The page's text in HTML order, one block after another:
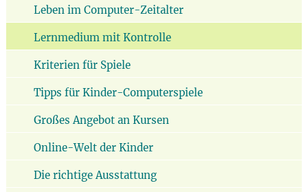
Leben im Computer-Zeitalter
Lernmedium mit Kontrolle
Kriterien für Spiele
Tipps für Kinder-Computerspiele
Großes Angebot an Kursen
Online-Welt der Kinder
Die richtige Ausstattung